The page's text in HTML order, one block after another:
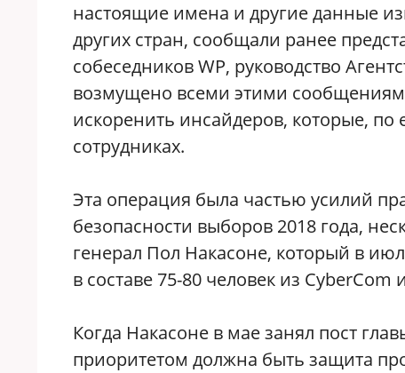
настоящие имена и другие данные
других стран, сообщали ранее
собеседников WP, руководство
возмущено всеми этими
искоренить инсайдеров, которые,
сотрудниках.
Эта операция была частью усилий
безопасности выборов 2018 года,
генерал Пол Накасоне, который в
в составе 75-80 человек из
Когда Накасоне в мае занял пост
приоритетом должна быть защита